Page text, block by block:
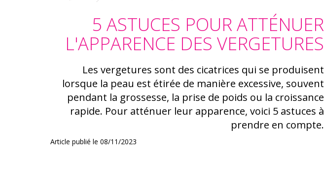
5 ASTUCES POUR ATTÉNUER
L'APPARENCE DES VERGETURES
Les vergetures sont des cicatrices qui se produisent
lorsque la peau est étirée de manière excessive, souvent
pendant la grossesse, la prise de poids ou la croissance
rapide. Pour atténuer leur apparence, voici 5 astuces à
prendre en compte.
Article publié le 08/11/2023